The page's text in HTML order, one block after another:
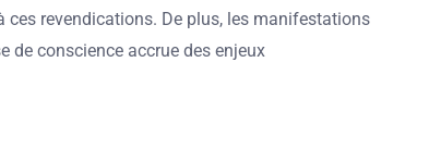
revendications. De plus, les manifestations
de conscience accrue des enjeux